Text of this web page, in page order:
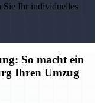
Sie Ihr individuelles
So macht ein
Ihren Umzug